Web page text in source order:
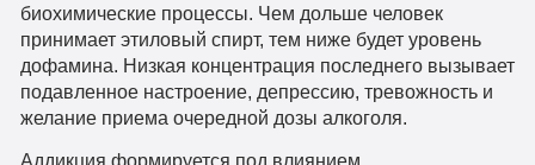
биохимические процессы. Чем дольше человек
принимает этиловый спирт, тем ниже будет уровень
дофамина. Низкая концентрация последнего вызывает
подавленное настроение, депрессию, тревожность и
желание приема очередной дозы алкоголя.
Аддикция формируется под влиянием